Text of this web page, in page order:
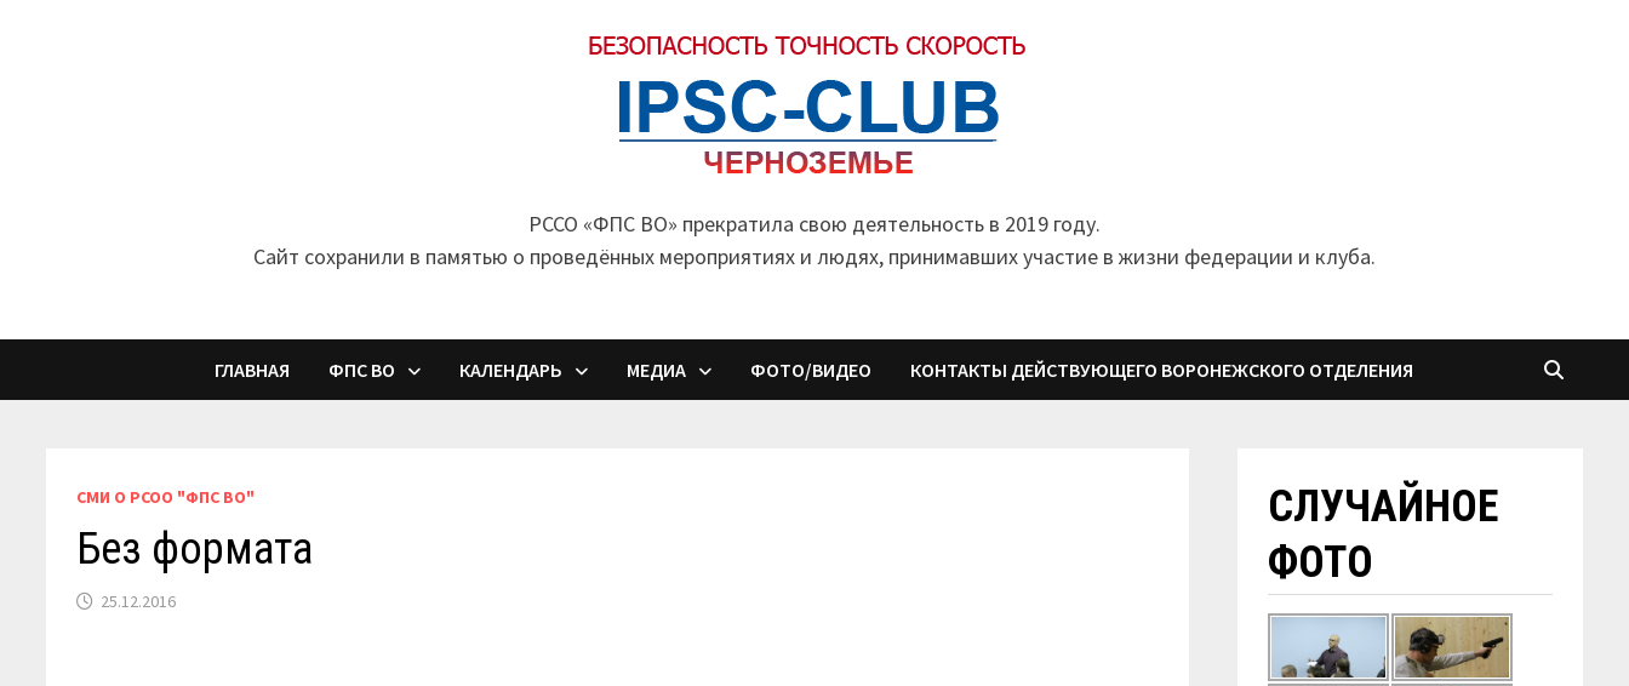
РССО «ФПС ВО» прекратила свою деятельность в 2019 году.
Cайт сохранили в памятью о проведённых мероприятиях и людях, принимавших участие в жизни федерации и клуба.
ГЛАВНАЯ ФПС ВО КАЛЕНДАРЬ МЕДИА ФОТО/ВИДЕО КОНТАКТЫ ДЕЙСТВУЮЩЕГО ВОРОНЕЖСКОГО ОТДЕЛЕНИЯ
СМИ О РСОО "ФПС ВО"
Без формата
25.12.2016
СЛУЧАЙНОЕ
ФОТО